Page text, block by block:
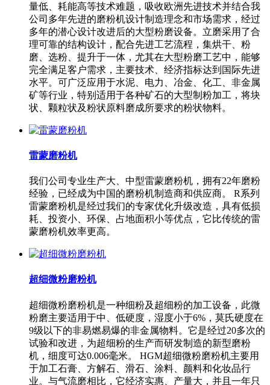
量低、耗能高等技术难题，吸收欧洲先进技术并结合我
公司多年先进的磨粉机设计制造理念和市场需求，经过
多年的潜心设计改进后的大型粉磨设备。立磨采用了合
理可靠的结构设计，配合先进工艺流程，集烘干、粉
磨、选粉、提升于一体，尤其在大型粉磨工艺中，能够
完全满足客户需求，主要技术、经济指标达到国际先进
水平。可广泛应用于水泥、电力、冶金、化工、非金属
矿等行业，特别适用于各种矿石的大型制粉加工，将块
状、颗粒状及粉状原料磨成所要求的粉状物料。
雷蒙磨粉机
我们公司专业生产大、中型雷蒙磨粉机，拥有22年磨粉
经验，已经成为中国的磨粉机制造商和供应商。 R系列
雷蒙磨粉机是经过我们的专家优化升级改造，具有低损
耗、投资小、环保、占地面积小等优点，它比传统的雷
蒙磨粉机效率更高。
超细微粉磨粉机
超细微粉磨粉机是一种细粉及超细粉的加工设备，此微
粉磨主要适用于中、低硬度，湿度小于6%，莫氏硬度在
9级以下的非易燃易爆的非金属物料。它是经过20多次的
试验和改进，为超细粉的生产而研发制造的新型磨粉
机，细度可达0.006毫米。 HGM超细微粉磨粉机主要用
于加工石膏、方解石、滑石、涂料、颜料和化妆品行
业。与气流磨相比，它经济实惠、产量大，并且一年只